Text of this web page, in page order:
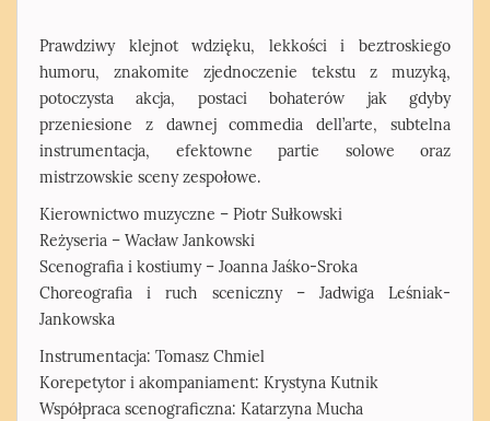
Prawdziwy klejnot wdzięku, lekkości i beztroskiego
humoru, znakomite zjednoczenie tekstu z muzyką,
potoczysta akcja, postaci bohaterów jak gdyby
przeniesione z dawnej commedia dell’arte, subtelna
instrumentacja, efektowne partie solowe oraz
mistrzowskie sceny zespołowe.
Kierownictwo muzyczne – Piotr Sułkowski
Reżyseria – Wacław Jankowski
Scenografia i kostiumy – Joanna Jaśko-Sroka
Choreografia i ruch sceniczny – Jadwiga Leśniak-
Jankowska
Instrumentacja: Tomasz Chmiel
Korepetytor i akompaniament: Krystyna Kutnik
Współpraca scenograficzna: Katarzyna Mucha